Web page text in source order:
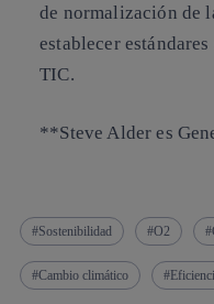
de normalización de
establecer
TIC.
**Steve Alder es
Sostenibilidad O2
Cambio climático